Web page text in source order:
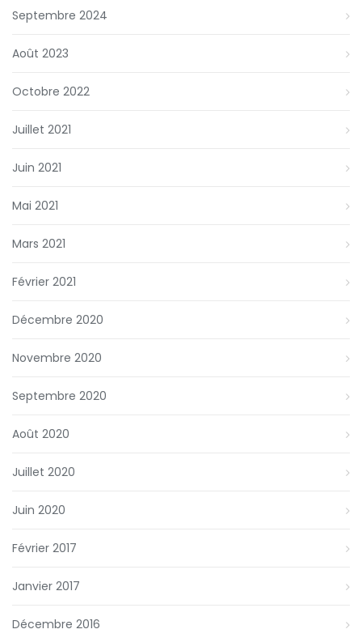
Septembre 2024
Août 2023
Octobre 2022
Juillet 2021
Juin 2021
Mai 2021
Mars 2021
Février 2021
Décembre 2020
Novembre 2020
Septembre 2020
Août 2020
Juillet 2020
Juin 2020
Février 2017
Janvier 2017
Décembre 2016